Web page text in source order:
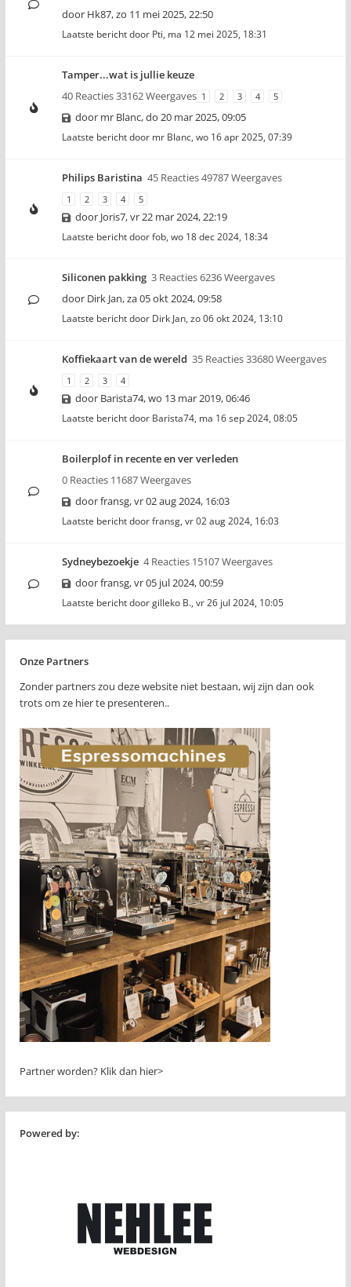
door Hk87,zo 11 mei 2025, 22:50
Laatste bericht door Pti, ma 12 mei 2025, 18:31
Tamper...wat is jullie keuze
40 Reacties 33162 Weergaves 1 2 3 4 5
door mr Blanc,do 20 mar 2025, 09:05
Laatste bericht door mr Blanc, wo 16 apr 2025, 07:39
Philips Baristina 45 Reacties 49787 Weergaves
1 2 3 4 5
door Joris7,vr 22 mar 2024, 22:19
Laatste bericht doorfob, wo 18 dec 2024, 18:34
Siliconen pakking 3 Reacties 6236 Weergaves
door Dirk Jan,za 05 okt 2024, 09:58
Laatste bericht door Dirk Jan, zo 06 okt 2024, 13:10
Koffiekaart van de wereld 35 Reacties 33680 Weergaves
1 2 3 4
door Barista74,wo 13 mar 2019, 06:46
Laatste bericht door Barista74, ma 16 sep 2024, 08:05
Boilerplof in recente en ver verleden
0 Reacties 11687 Weergaves
doorfransg,vr 02 aug 2024, 16:03
Laatste bericht doorfransg, vr 02 aug 2024, 16:03
Sydneybezoekje 4 Reacties 15107 Weergaves
doorfransg,vr 05 jul 2024, 00:59
Laatste bericht doorgilleko B., vr 26 jul 2024, 10:05
Onze Partners
Zonder partners zou deze website niet bestaan, wij zijn dan ook
trots om ze hier te presenteren..
Partner worden? Klik dan hier>
Powered by: